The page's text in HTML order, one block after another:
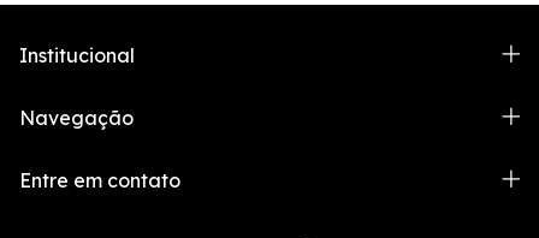
Institucional
Navegação
Entre em contato